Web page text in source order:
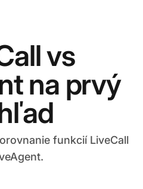
vs
na prvý
funkcií LiveCall